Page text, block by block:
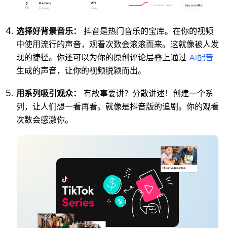
选择好背景音乐：
抖音是热门音乐的宝库。在你的视频
中使用流行的声音，观看次数会滚滚而来。这就像被人发
现的捷径。你还可以为你的原创评论层叠上通过 AI配音
生成的声音，让你的视频脱颖而出。
用系列吸引观众：
有故事要讲？分散讲述！创建一个系
列，让人们想一看再看。就像是抖音版的追剧。你的观看
次数会感激你。